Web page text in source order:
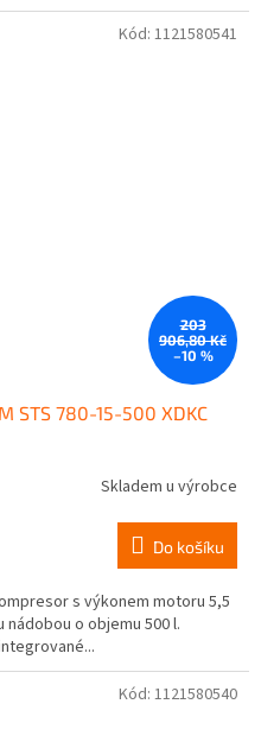
203
906,80 Kč
–10 %
STS 780-15-500 XDKC
Skladem u výrobce
Do košíku
s výkonem motoru 5,5
o objemu 500 l.
Kód: 1121580541
Kód: 1121580540